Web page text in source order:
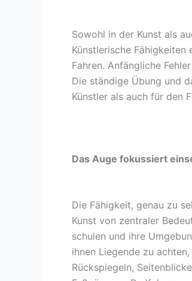
Sowohl in der Kunst als
Künstlerische
Fahren. Anfängliche
Die ständige Übung und
Künstler als auch für den
Das Auge fokussiert
Die Fähigkeit, genau zu
Kunst von zentraler
schulen und ihre
ihnen Liegende zu
Rückspiegeln,